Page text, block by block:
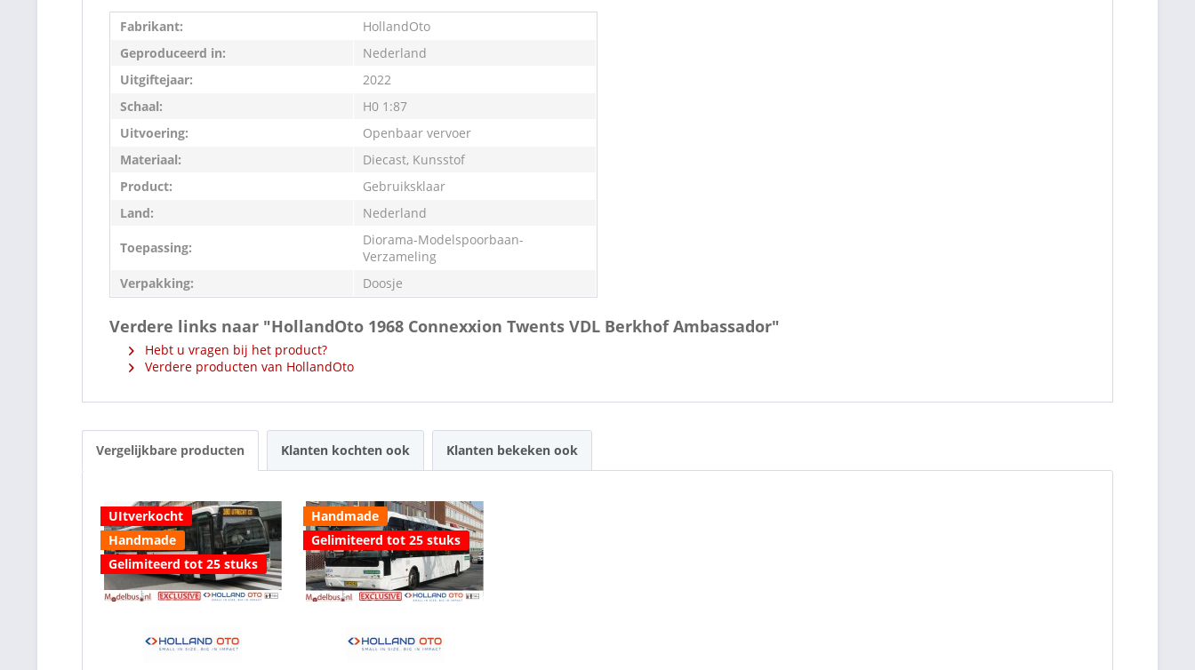
Fabrikant:
HollandOto
Geproduceerd in:
Nederland
Uitgiftejaar:
2022
Schaal:
H0 1:87
Uitvoering:
Openbaar vervoer
Materiaal:
Diecast, Kunsstof
Product:
Gebruiksklaar
Land:
Nederland
Toepassing:
Diorama-Modelspoorbaan-
Verzameling
Verpakking:
Doosje
Verdere links naar "HollandOto 1968 Connexxion Twents VDL Berkhof Ambassador"
Hebt u vragen bij het product?
Verdere producten van HollandOto
Vergelijkbare producten Klanten kochten ook Klanten bekeken ook
UItverkocht
Handmade
Gelimiteerd tot 25 stuks
Handmade
Gelimiteerd tot 25 stuks